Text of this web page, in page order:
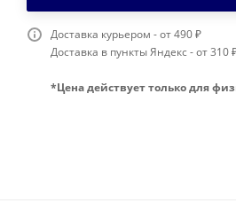
Доставка курьером - от 490 ₽
Доставка в пункты Яндекс - от 310
*Цена действует только для